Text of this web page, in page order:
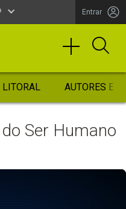
Entrar
LITORAL AUTORES
Ser Humano